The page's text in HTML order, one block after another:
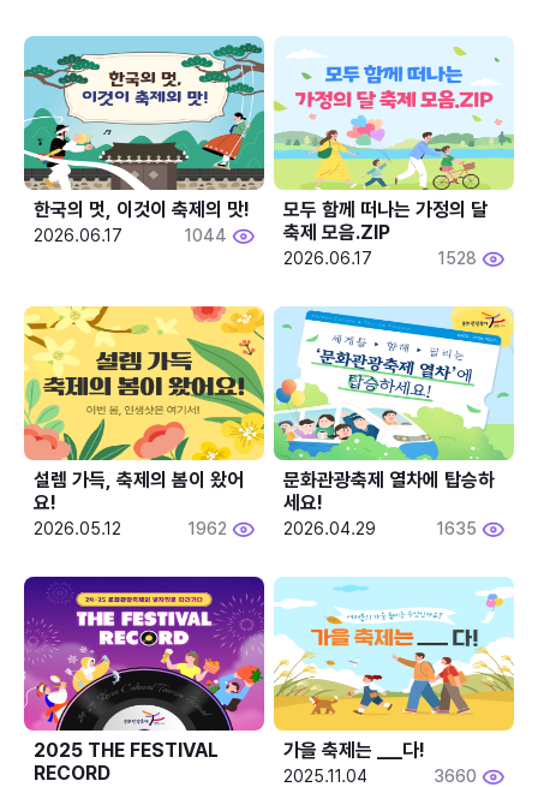
한국의 멋, 이것이 축제의 맛!
2026.06.17 1044
모두 함께 떠나는 가정의 달
축제 모음.ZIP
2026.06.17 1528
설렘 가득, 축제의 봄이 왔어
요!
2026.05.12 1962
문화관광축제 열차에 탑승하
세요!
2026.04.29 1635
2025 THE FESTIVAL
RECORD
2025.11.04 3660